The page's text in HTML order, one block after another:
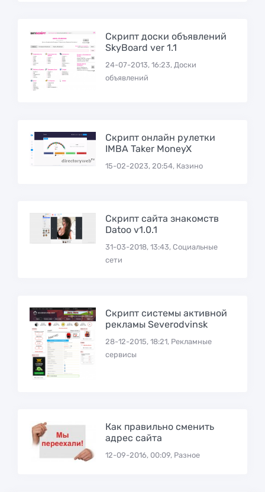
Скрипт доски объявлений
SkyBoard ver 1.1
24-07-2013, 16:23, Доски
объявлений
Скрипт онлайн рулетки
IMBA Taker MoneyX
15-02-2023, 20:54, Казино
Скрипт сайта знакомств
Datoo v1.0.1
31-03-2018, 13:43, Социальные
сети
Скрипт системы активной
рекламы Severodvinsk
28-12-2015, 18:21, Рекламные
сервисы
Как правильно сменить
адрес сайта
12-09-2016, 00:09, Разное